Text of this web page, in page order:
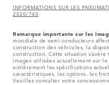
INFORMATIONS SUR LES
2020/740
Remarque importante sur les
mondiale de semi-conducteurs
construction des véhicules, la
construction. Cette situation
images utilisées actuellement sur
entièrement les spécifications
caractéristiques, les options, les
Veuillez consulter votre